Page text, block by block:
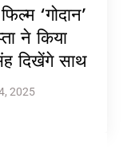
‘गोदान’
ने किया
दिखेंगे साथ
2025